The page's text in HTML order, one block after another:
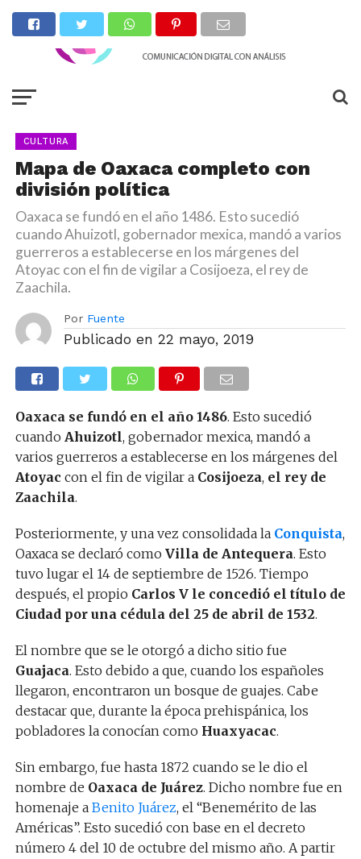
CULTURA
Mapa de Oaxaca completo con
división política
Oaxaca se fundó en el año 1486. Esto sucedió
cuando Ahuizotl, gobernador mexica, mandó a varios
guerreros a establecerse en los márgenes del
Atoyac con el fin de vigilar a Cosijoeza, el rey de
Zaachila.
Por Fuente
Publicado en 22 mayo, 2019
Oaxaca se fundó en el año 1486. Esto sucedió
cuando Ahuizotl, gobernador mexica, mandó a
varios guerreros a establecerse en los márgenes del
Atoyac con el fin de vigilar a Cosijoeza,el rey de
Zaachila.
Posteriormente, y una vez consolidada la Conquista,
Oaxaca se declaró como Villa de Antequera. Esto
tuvo lugar el 14 de septiembre de 1526. Tiempo
después, el propio Carlos V le concedió el título de
Ciudad por una cédula del 25 de abril de 1532.
El nombre que se le otorgó a dicho sitio fue
Guajaca. Esto debido a que, cuando los españoles
llegaron, encontraron un bosque de guajes. Cabe
destacar que, durante la época prehispánica, los
pobladores la conocían como Huaxyacac.
Sin embargo, fue hasta 1872 cuando se le dio el
nombre de Oaxaca de Juárez. Dicho nombre fue en
homenaje a Benito Juárez, el “Benemérito de las
Américas”. Esto sucedió con base en el decreto
número 4 del 10 de octubre del mismo año. A partir